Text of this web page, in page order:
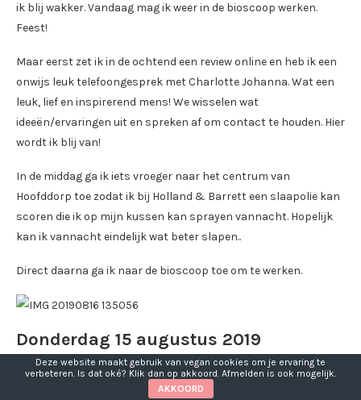
ik blij wakker. Vandaag mag ik weer in de bioscoop werken.
Feest!
Maar eerst zet ik in de ochtend een review online en heb ik een
onwijs leuk telefoongesprek met Charlotte Johanna. Wat een
leuk, lief en inspirerend mens! We wisselen wat
ideeën/ervaringen uit en spreken af om contact te houden. Hier
wordt ik blij van!
In de middag ga ik iets vroeger naar het centrum van
Hoofddorp toe zodat ik bij Holland & Barrett een slaapolie kan
scoren die ik op mijn kussen kan sprayen vannacht. Hopelijk
kan ik vannacht eindelijk wat beter slapen..
Direct daarna ga ik naar de bioscoop toe om te werken.
Donderdag 15 augustus 2019
Het is weer erg laat geworden gisteravond maar… Ik heb
eindelijk weer lekker kunnen slapen! Wat een cadeau! Het is ook
Deze website maakt gebruik van vegan cookies om je ervaring te
verbeteren. Is dat oké? Klik dan op akkoord. Afmelden is ook mogelijk.
AKKOORD